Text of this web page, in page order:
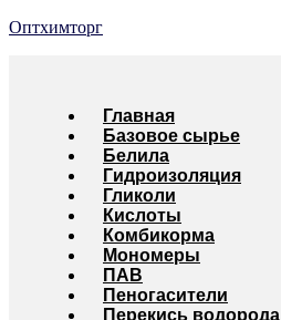
Оптхимторг
Главная
Базовое сырье
Белила
Гидроизоляция
Гликоли
Кислоты
Комбикорма
Мономеры
ПАВ
Пеногасители
Перекись водорода